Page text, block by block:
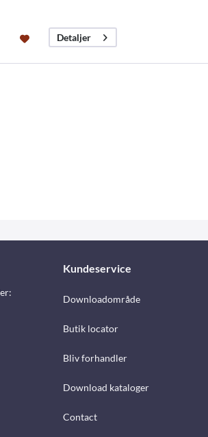
Detaljer
Kundeservice
Downloadområde
Butik locator
Bliv forhandler
Download kataloger
Contact